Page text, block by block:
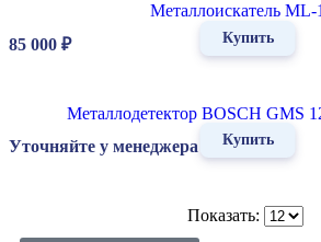
Металлоискатель
85 000 ₽ Купить
Металлодетектор BOSCH GMS
Уточняйте у менеджера
Купить
Показать: